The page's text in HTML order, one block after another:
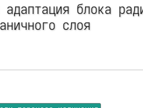
блока
слоя